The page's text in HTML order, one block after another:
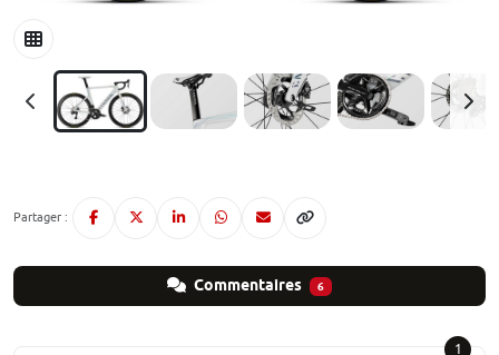
Partager :
Commentaires 6
1